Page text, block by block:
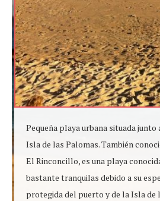
Pequeña playa urbana situada
Isla de las Palomas. También
El Rinconcillo, es una playa
bastante tranquilas debido a su
protegida del puerto y de la Isla de